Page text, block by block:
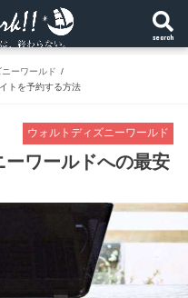
search
ーワールド
トを予約する方法
ウォルトディズニーワールド
ーワールドへの最安